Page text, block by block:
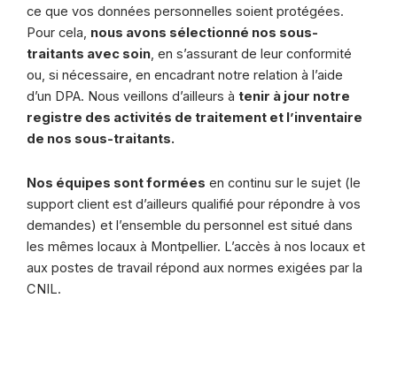
ce que vos données personnelles soient protégées.
Pour cela, nous avons sélectionné nos sous-
traitants avec soin, en s’assurant de leur conformité
ou, si nécessaire, en encadrant notre relation à l’aide
d’un DPA. Nous veillons d’ailleurs à tenir à jour notre
registre des activités de traitement et l’inventaire
de nos sous-traitants.
Nos équipes sont formées en continu sur le sujet (le
support client est d’ailleurs qualifié pour répondre à vos
demandes) et l’ensemble du personnel est situé dans
les mêmes locaux à Montpellier. L’accès à nos locaux et
aux postes de travail répond aux normes exigées par la
CNIL.